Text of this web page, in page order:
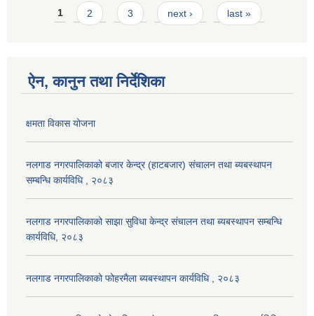
Pages
1 2 3 next › last »
ऐन, कानुन तथा निर्देशिका
क्षमता विकास योजना
नलगाड नगरपालिकाको बजार केन्द्र (हाटबजार) संचालन तथा ब्यबस्थापन
सम्बन्धि कार्यविधि , २०८३
नलगाड नगरपालिकाको साझा सुविधा केन्द्र संचालन तथा ब्यबस्थापन सम्बन्धि
कार्यविधि, २०८३
नलगाड नगरपालिकाको फोहरमैला ब्यबस्थापन कार्यविधि , २०८३